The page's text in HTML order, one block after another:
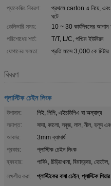
প্যাকেজিং বিবরণ:
প্রথমে carton এ নিয়ে, এবং
ঘটে
ডেলিভারি সময়:
10 ~ 30 কার্যদিবসের আগাম
পরিশোধের শর্ত:
T/T, L/C, পশ্চিম ইউনিয়ন
যোগানের ক্ষমতা:
প্রতি মাসে 3,000 কে মিটার
বিবরণ
প্লাস্টিক চেইন লিংক
উপাদান:
পিই, পিপি, এইচডিপিএ বা অন্যান্য
সমাপ্ত:
সাদা, কালো, সবুজ, লাল, নীল, হলুদ
আকার:
3mm ব্যাসার্ধ
প্রকার:
প্লাস্টিক চেইন লিংক
ব্যবহার:
পার্কিং, চিড়িয়াখানা, বিমানবন্দর,
লক্ষণীয় করা:
প্লাস্টিকের বাধা চেইন, প্লাস্টিক